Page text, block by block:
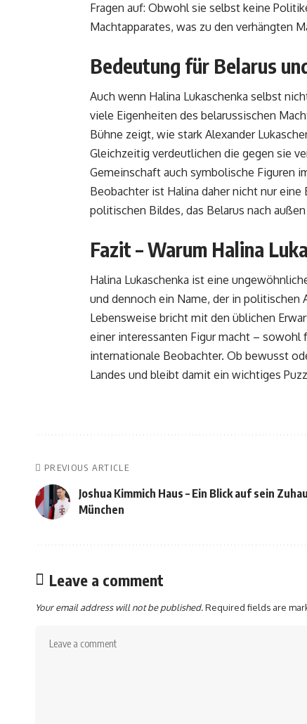
Fragen auf: Obwohl sie selbst keine
Machtapparates, was zu den verhängten
Bedeutung für Belarus
Auch wenn Halina Lukaschenka selbst
viele Eigenheiten des belarussischen
Bühne zeigt, wie stark Alexander
Gleichzeitig verdeutlichen die gegen sie
Gemeinschaft auch symbolische Figuren
Beobachter ist Halina daher nicht nur
politischen Bildes, das Belarus nach
Fazit – Warum Halina
Halina Lukaschenka ist eine
und dennoch ein Name, der in politischen
Lebensweise bricht mit den üblichen
einer interessanten Figur macht – sowohl
internationale Beobachter. Ob bewusst
Landes und bleibt damit ein wichtiges
PREVIOUS ARTICLE
Joshua Kimmich Haus – Ein Blick auf sein
München
Leave a comment
Your email address will not be published.Required fields are